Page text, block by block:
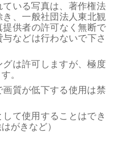
いる写真は、著作権法
、一般社団法人東北観
供者の許可なく無断で
などは行わないで下さ
は許可しますが、極度
。
質が低下する使用は禁
て使用することはでき
がきなど）